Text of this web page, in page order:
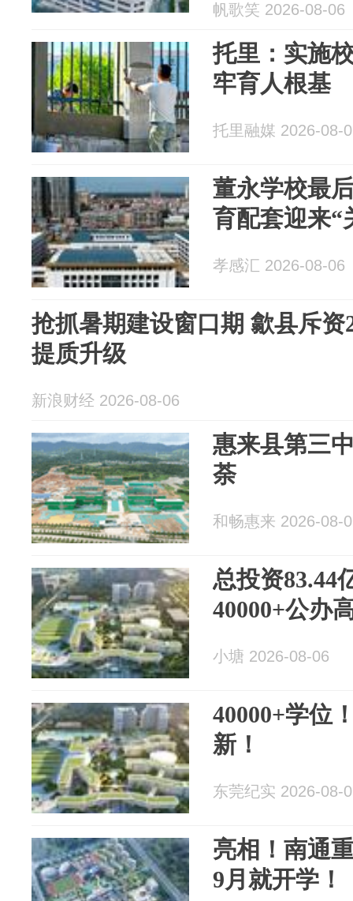
帆歌笑 2026-08-06
托里：实施
牢育人根基
托里融媒 2026-08-
董永学校最
育配套迎来“
孝感汇 2026-08-06
抢抓暑期建设窗口期 歙县斥资
提质升级
新浪财经 2026-08-06
惠来县第三
荼
和畅惠来 2026-08-
总投资83.44
40000+公办
小塘 2026-08-06
40000+学位
新！
东莞纪实 2026-08-
亮相！南通
9月就开学！